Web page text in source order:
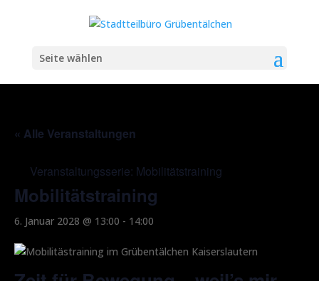
Seite wählen
« Alle Veranstaltungen
Veranstaltungsserie: Mobilitätstraining
Mobilitätstraining
6. Januar 2028 @ 13:00 - 14:00